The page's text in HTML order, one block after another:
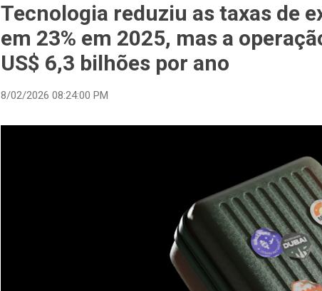
Tecnologia reduziu as taxas de
em 23% em 2025, mas a
US$ 6,3 bilhões por ano
8/02/2026 08:24:00 PM